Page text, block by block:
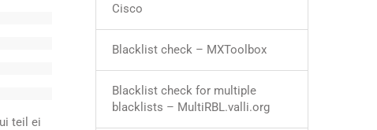
teil ei
Cisco
Blacklist check – MXToolbox
Blacklist check for multiple
blacklists – MultiRBL.valli.org